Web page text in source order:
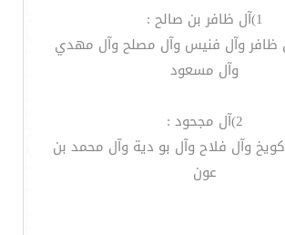
1)آل ظافر بن صالح :
ظافر وآل فنيس وآل مصلح وآل مهدي
وآل مسعود
2)آل مجحود :
وآل فلاح وآل بو دية وآل محمد بن
عون